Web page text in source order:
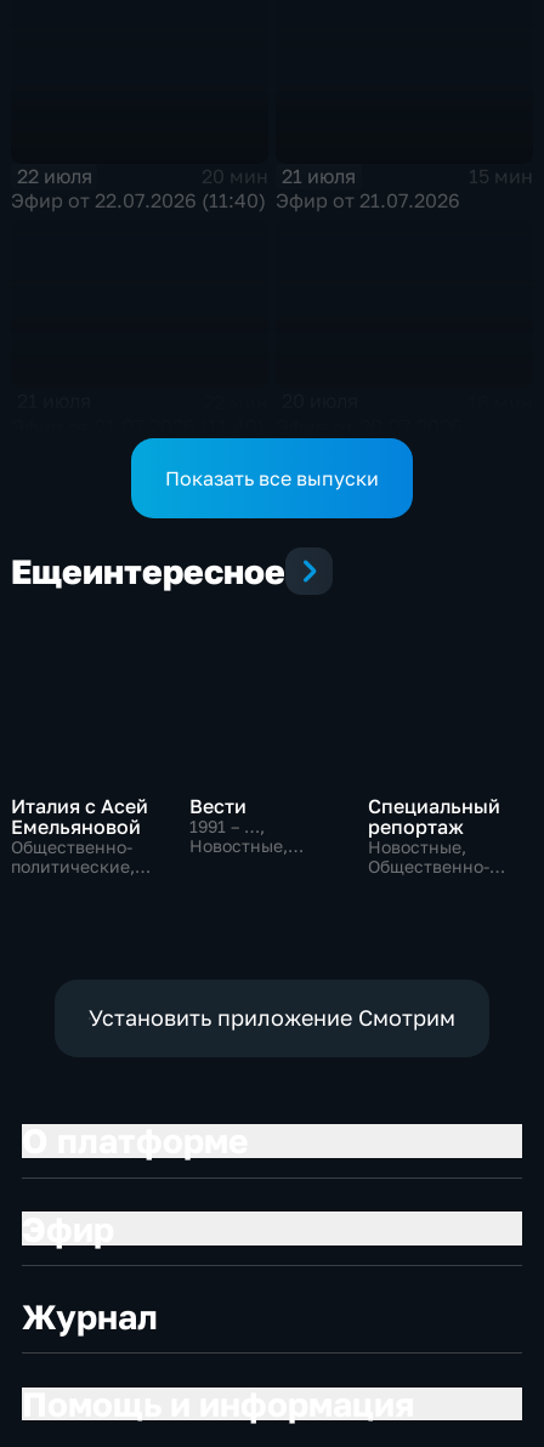
22 июля
20 мин
Эфир от 22.07.2026 (11:40)
21 июля
15 мин
Эфир от 21.07.2026
Показать все выпуски
Ещеинтересное
Италия с Асей
Емельяновой
Общественно-
политические,
Вести
1991 – …,
Новостные,
Специальный
репортаж
Новостные,
Общественно-
Установить приложение Смотрим
Журнал